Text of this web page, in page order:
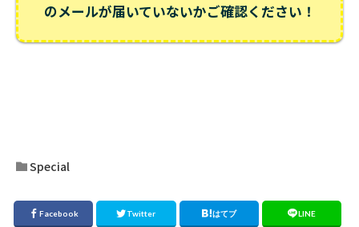
のメールが届いていないかご確認ください！
Special